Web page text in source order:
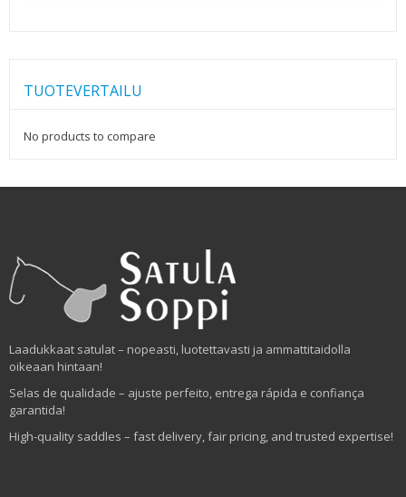
TUOTEVERTAILU
No products to compare
Laadukkaat satulat – nopeasti, luotettavasti ja ammattitaidolla
oikeaan hintaan!
Selas de qualidade – ajuste perfeito, entrega rápida e confiança
garantida!
High-quality saddles – fast delivery, fair pricing, and trusted expertise!